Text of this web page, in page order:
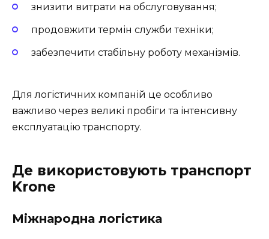
знизити витрати на обслуговування;
продовжити термін служби техніки;
забезпечити стабільну роботу механізмів.
Для логістичних компаній це особливо
важливо через великі пробіги та інтенсивну
експлуатацію транспорту.
Де використовують транспорт
Krone
Міжнародна логістика